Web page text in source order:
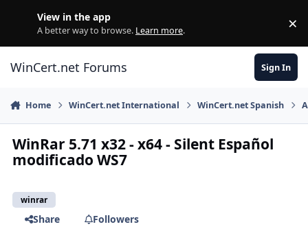
View in the app
A better way to browse. Learn more. ×
WinCert.net Forums Sign In
Home WinCert.net International WinCert.net Spanish
WinRar 5.71 x32 - x64 - Silent Español
modificado WS7
winrar
Share
Followers